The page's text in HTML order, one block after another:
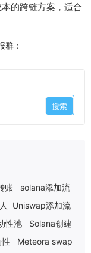
的跨链方案，适合
群：
账
solana添加流
Uniswap添加流
性池
Solana创建
Meteora swap